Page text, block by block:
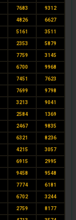
7683 9312
4826 6627
5161 3511
2353 5879
7759 3145
6700 9968
7451 7623
7699 9798
3213 9041
2584 1369
2467 9835
6321 8236
4215 3057
6915 2995
9458 9548
7774 6181
6702 3244
2759 8177